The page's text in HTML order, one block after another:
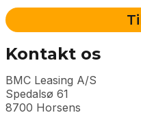
Kontakt os
BMC Leasing A/S
Spedalsø 61
8700 Horsens